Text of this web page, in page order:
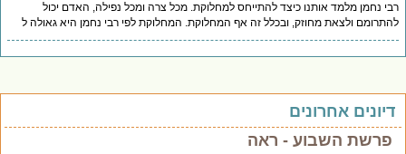
נחמן מלמד אותנו כיצד להתייחס למחלוקת. מכל צרה ומכל נפילה, האדם יכול
ולצאת מחוזק, ובכלל זה אף המחלוקת. המחלוקת לפי רבי נחמן היא גאולה ל
אחרונים
פרשת השבוע - ראה